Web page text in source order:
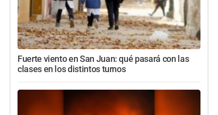
Fuerte viento en San Juan: qué pasará con las
clases en los distintos turnos